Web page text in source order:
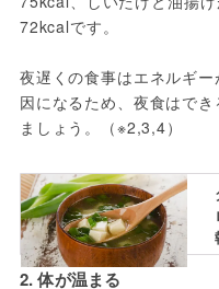
72kcalです。
夜遅くの食事はエネルギ
因になるため、夜食はで
ましょう。（※2,3,4）
2. 体が温まる